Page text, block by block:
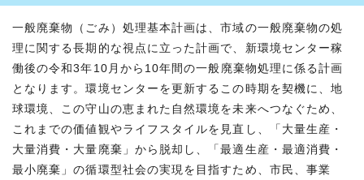
一般廃棄物（ごみ）処理基本計画は、市域の一般廃棄物の処
理に関する長期的な視点に立った計画で、新環境センター稼
働後の令和3年10月から10年間の一般廃棄物処理に係る計画
となります。環境センターを更新するこの時期を契機に、地
球環境、この守山の恵まれた自然環境を未来へつなぐため、
これまでの価値観やライフスタイルを見直し、「大量生産・
大量消費・大量廃棄」から脱却し、「最適生産・最適消費・
最小廃棄」の循環型社会の実現を目指すため、市民、事業